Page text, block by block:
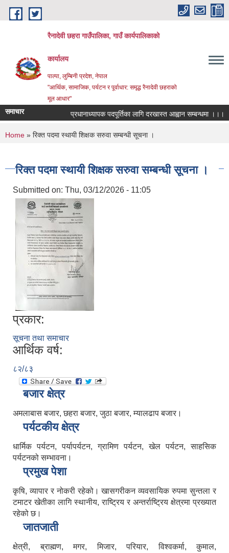
Skip to main content
रैनादेवी छहरा गाउँपालिका, गाउँ कार्यपालिकाको
कार्यालय
पाल्पा, लुम्बिनी प्रदेश, नेपाल
"आर्थिक, सामाजिक, पर्यटन र पूर्वाधार: समृद्ध रैनादेवी छहराको
मूल आधार"
समाचार प्रधानाध्यापक पदपूर्तिका लागि दरखास्त आह्वान सम्बन्धमा ।।।
You are here
Home » रिक्त पदमा स्थायी शिक्षक सरुवा सम्बन्धी सूचना ।
रिक्त पदमा स्थायी शिक्षक सरुवा सम्बन्धी सूचना ।
Submitted on: Thu, 03/12/2026 - 11:05
प्रकार:
सूचना तथा समाचार
आर्थिक वर्ष:
८२/८३
बजार क्षेत्र
अमलाबास बजार, छहरा बजार, जुठा बजार, म्यालढाप बजार।
पर्यटकीय क्षेत्र
धार्मिक पर्यटन, पर्यापर्यटन, ग्रामिण पर्यटन, खेल पर्यटन, साहसिक
पर्यटनको सम्भावना।
प्रमुख पेशा
कृषि, व्यापार र नोकरी रहेको। खासगरीकन व्यवसायिक रुपमा सुन्तला र
टमाटर खेतीका लागि स्थानीय, राष्ट्रिय र अन्तर्राष्ट्रिय क्षेत्रमा प्रख्यात
रहेको छ।
जातजाती
क्षेत्री, ब्राह्मण, मगर, मिजार, परियार, विश्वकर्मा, कुमाल,